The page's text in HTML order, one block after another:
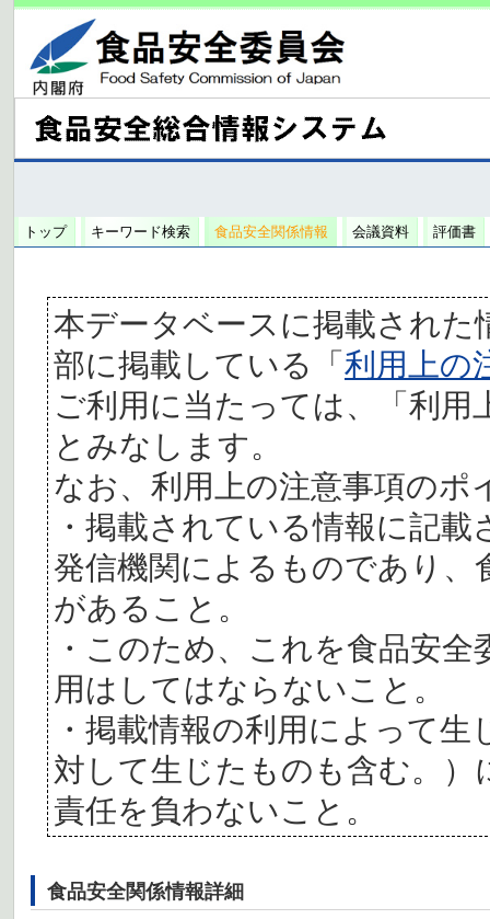
トップ キーワード検索 食品安全関係情報 会議資料 評価書
本データベースに掲載された
部に掲載している「利用上の
ご利用に当たっては、「利
とみなします。
なお、利用上の注意事項の
・掲載されている情報に記
発信機関によるものであり、
があること。
・このため、これを食品安
用はしてはならないこと。
・掲載情報の利用によって
対して生じたものも含む。
責任を負わないこと。
食品安全関係情報詳細